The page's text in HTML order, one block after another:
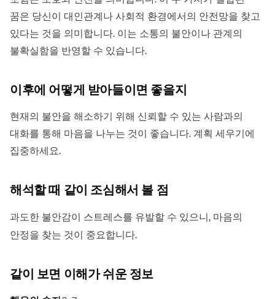
꿈은 당신이 대인관계나 사회적 환경에서의 안전망을 찾고
있다는 것을 의미합니다. 이는 소통의 불안이나 관계의
불확실함을 반영할 수 있습니다.
이후에 어떻게 받아들이면 좋을지
현재의 불안을 해소하기 위해 신뢰할 수 있는 사람과의
대화를 통해 마음을 나누는 것이 좋습니다. 계획 세우기에
집중하세요.
해석할 때 같이 조심해서 볼 점
과도한 불안감이 스트레스를 유발할 수 있으니, 마음의
안정을 찾는 것이 중요합니다.
같이 보면 이해가 쉬운 정보